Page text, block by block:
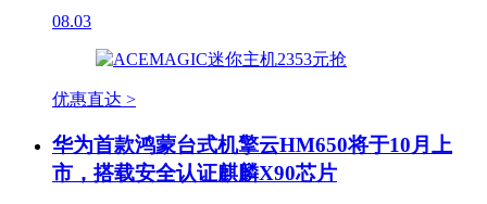
08.03
优惠直达 >
华为首款鸿蒙台式机擎云HM650将于10月上
市，搭载安全认证麒麟X90芯片